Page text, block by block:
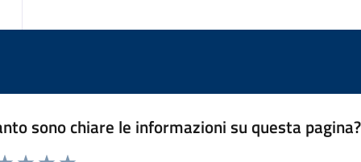
sono chiare le informazioni su questa pagina?
da 1 a 5 stelle la pagina